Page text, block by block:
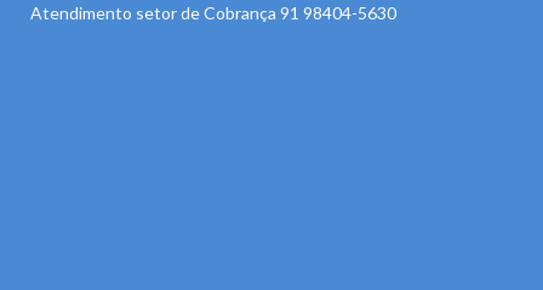
Atendimento setor de Cobrança 91 98404-5630